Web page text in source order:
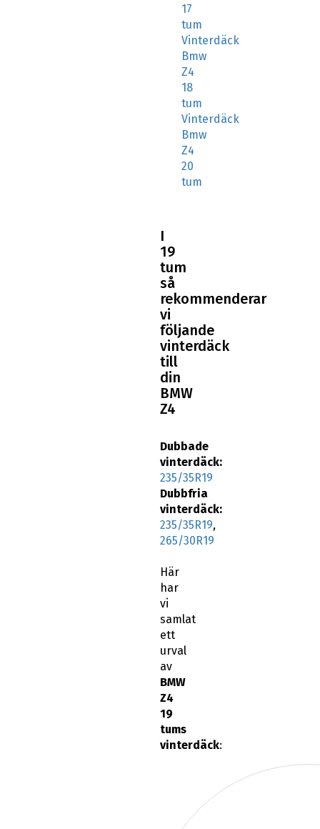
Bmw
Z4
18
tum
Vinterdäck
Bmw
Z4
20
tum
så
rekommenderar
vi
följande
vinterdäck
till
din
BMW
Z4
Dubbade
vinterdäck:
Dubbfria
vinterdäck:
235/35R19
265/30R19
Här
har
samlat
ett
urval
av
BMW
Z4
19
tums
vinterdäck